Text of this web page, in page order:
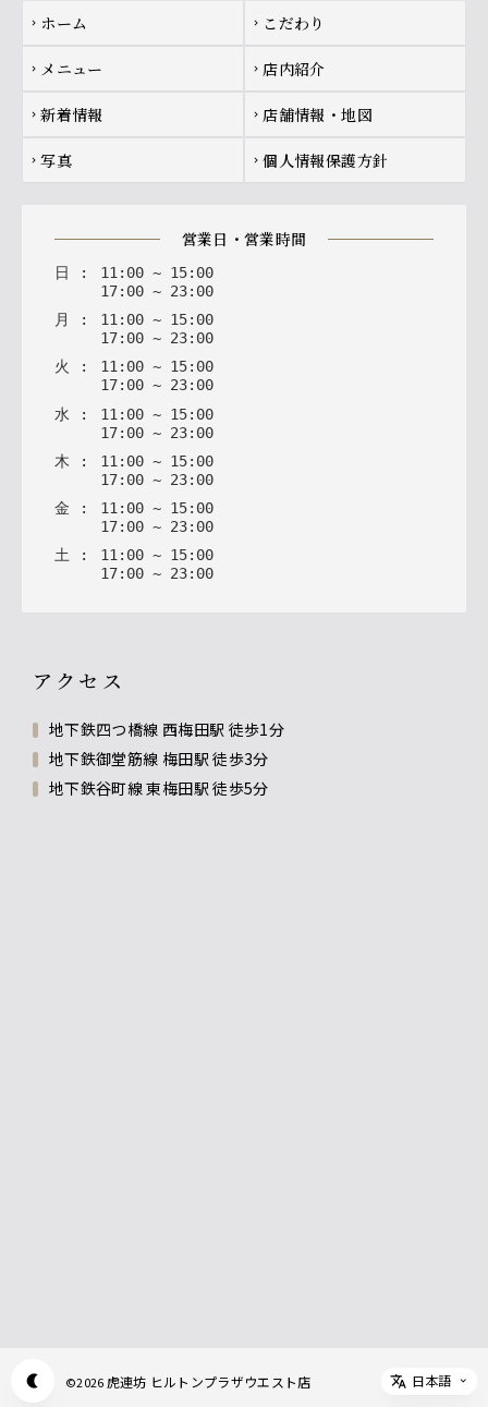
Footer navigation
chevron_right ホーム chevron_right こだわり
chevron_right メニュー chevron_right 店内紹介
chevron_right 新着情報 chevron_right 店舗情報・地図
chevron_right 写真 chevron_right 個人情報保護方針
営業日・営業時間
日 : 11 : 00 ~ 15: 00
17: 00 ~ 23: 00
月
: 11: 00 ~ 15: 00
17: 00 ~ 23: 00
火
: 11: 00 ~ 15: 00
17: 00 ~ 23: 00
水 : 11 : 00 ~ 15: 00
17: 00 ~ 23: 00
木 : 11 : 00 ~ 15: 00
17: 00 ~ 23: 00
金 : 11 : 00 ~ 15: 00
17: 00 ~ 23: 00
土 : 11 : 00 ~ 15: 00
17: 00 ~ 23: 00
アクセス
地下鉄四つ橋線 西梅田駅 徒歩1分
地下鉄御堂筋線 梅田駅 徒歩3分
地下鉄谷町線 東梅田駅 徒歩5分
©2026 虎連坊 ヒルトンプラザウエスト店
Select
日本語
Appearance mode switch